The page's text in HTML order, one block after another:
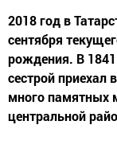
2018 год в
сентября
рождения. В 1841
сестрой приехал
много памятных
центральной